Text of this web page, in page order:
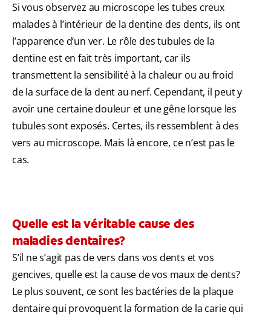
Si vous observez au microscope les tubes creux
malades à l’intérieur de la dentine des dents, ils ont
l’apparence d’un ver. Le rôle des tubules de la
dentine est en fait très important, car ils
transmettent la sensibilité à la chaleur ou au froid
de la surface de la dent au nerf. Cependant, il peut y
avoir une certaine douleur et une gêne lorsque les
tubules sont exposés. Certes, ils ressemblent à des
vers au microscope. Mais là encore, ce n’est pas le
cas.
Quelle est la véritable cause des
maladies dentaires?
S’il ne s’agit pas de vers dans vos dents et vos
gencives, quelle est la cause de vos maux de dents?
Le plus souvent, ce sont les bactéries de la plaque
dentaire qui provoquent la formation de la carie qui